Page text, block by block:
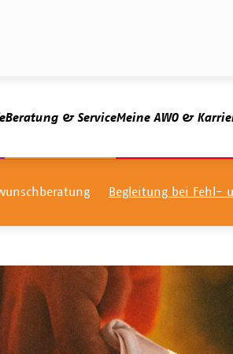
Beratung & ServiceMeine AWO &
Begleitung bei Fehl-